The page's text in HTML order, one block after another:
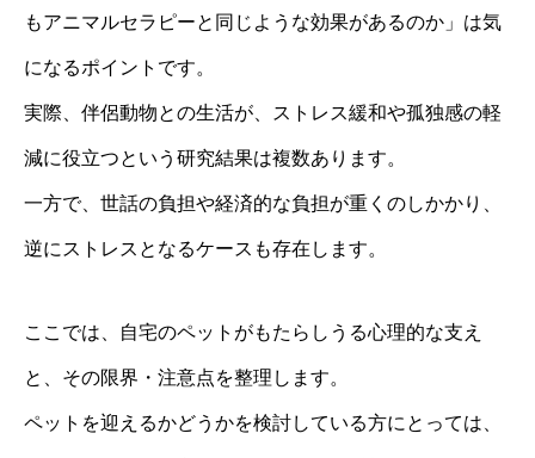
もアニマルセラピーと同じような効果があるのか」は気
になるポイントです。
実際、伴侶動物との生活が、ストレス緩和や孤独感の軽
減に役立つという研究結果は複数あります。
一方で、世話の負担や経済的な負担が重くのしかかり、
逆にストレスとなるケースも存在します。
ここでは、自宅のペットがもたらしうる心理的な支え
と、その限界・注意点を整理します。
ペットを迎えるかどうかを検討している方にとっては、